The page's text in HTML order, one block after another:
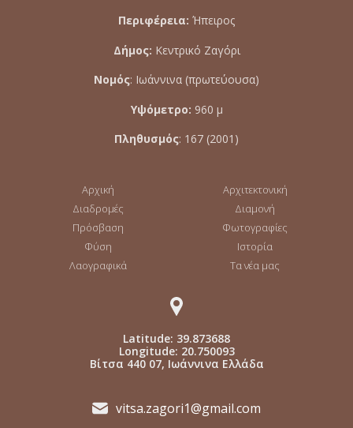
Περιφέρεια: Ήπειρος
Δήμος: Κεντρικό Ζαγόρι
Νομός: Ιωάννινα (πρωτεύουσα)
Υψόμετρο: 960 μ
Πληθυσμός: 167 (2001)
Αρχική
Διαδρομές
Πρόσβαση
Φύση
Λαογραφικά
Αρχιτεκτονική
Διαμονή
Φωτογραφίες
Ιστορία
Τα νέα μας
Latitude: 39.873688
Longitude: 20.750093
Βίτσα 440 07, Ιωάννινα Ελλάδα
vitsa.zagori1@gmail.com